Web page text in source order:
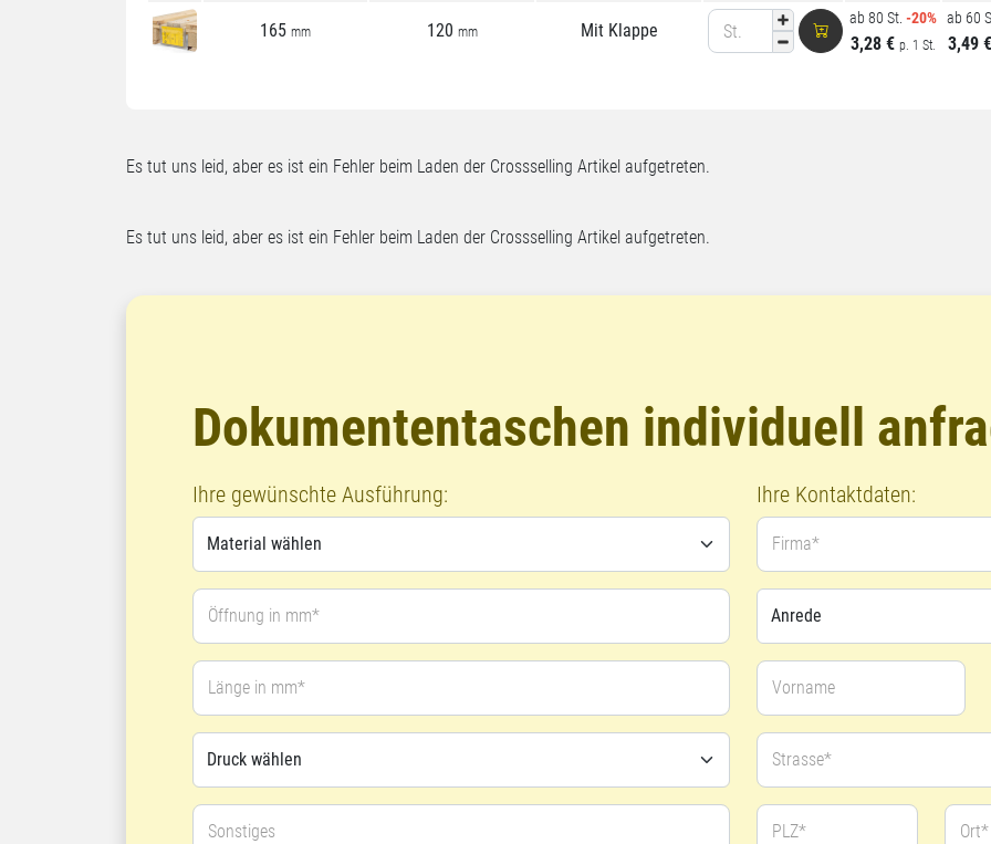
165 mm 120 mm Mit Klappe St.
ab 80 St. -20%
3,28 € p. 1 St.
ab 60
3,49 €
Es tut uns leid, aber es ist ein Fehler beim Laden der Crossselling Artikel aufgetreten.
Es tut uns leid, aber es ist ein Fehler beim Laden der Crossselling Artikel aufgetreten.
Dokumententaschen individuell
Ihre gewünschte Ausführung:
Öffnung in mm*
Länge in mm*
Sonstiges
Ihre Kontaktdaten:
Firma*
Vorname
Strasse*
PLZ* Ort*